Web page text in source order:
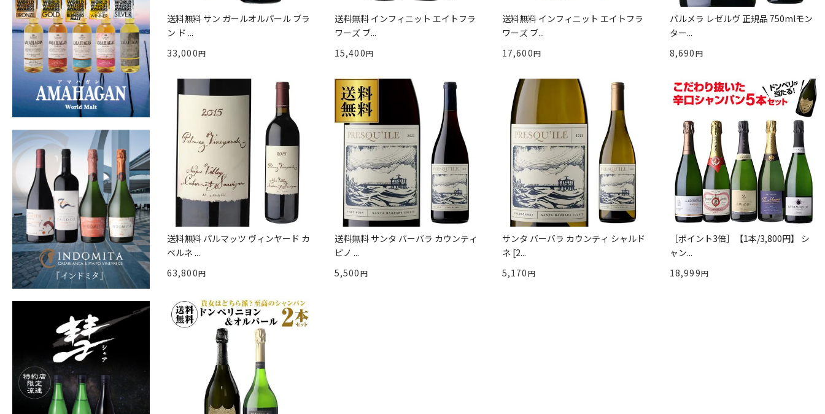
送料無料 サン ガールオルパール ブラ
ン ド ...
33,000
送料無料 インフィニット エイトフラ
ワーズ ブ...
15,400
送料無料 インフィニット エイトフラ
ワーズ ブ...
17,600
パルメラ レゼルヴ 正規品 750mlモン
ター...
8,690
送料無料 パルマッツ ヴィンヤード カ
ベルネ ...
63,800
送料無料 サンタ バーバラ カウンティ
ピノ ...
5,500
サンタ バーバラ カウンティ シャルド
ネ [2...
5,170
［ポイント3倍］【1本/3,800円】 シ
ャン...
18,999